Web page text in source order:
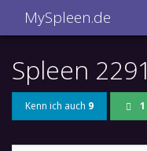
MySpleen.de
Spleen 2291
Kenn ich auch 9 1